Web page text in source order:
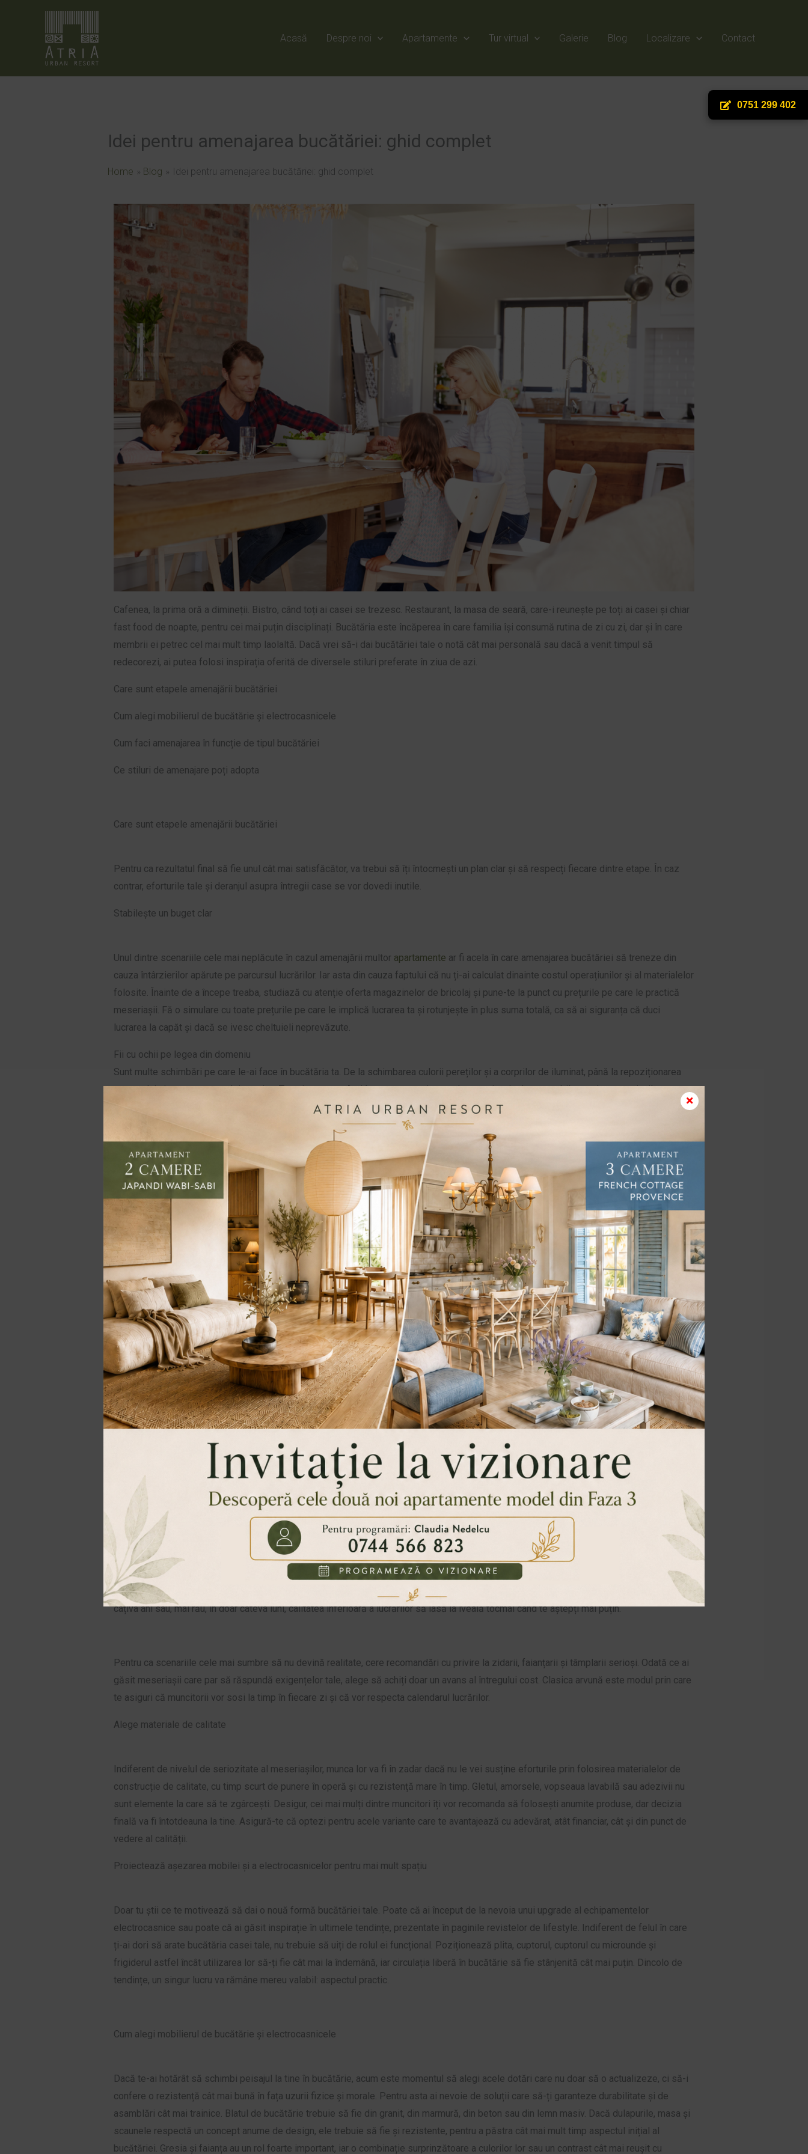
0751 299 402
Acasă Despre noi Apartamente Tur virtual Galerie Blog Localizare Contact
Idei pentru amenajarea bucătăriei: ghid complet
Home Blog Idei pentru amenajarea bucătăriei: ghid complet
Cafenea, la prima oră a dimineții. Bistro, când toți ai casei se trezesc. Restaurant, la masa de seară, care-i reunește pe toți ai casei și chiar
fast food de noapte, pentru cei mai puțin disciplinați. Bucătăria este încăperea în care familia își consumă rutina de zi cu zi, dar și în care
membrii ei petrec cel mai mult timp laolaltă. Dacă vrei să-i dai bucătăriei tale o notă cât mai personală sau dacă a venit timpul să
redecorezi, ai putea folosi inspirația oferită de diversele stiluri preferate în ziua de azi.
Care sunt etapele amenajării bucătăriei
Cum alegi mobilierul de bucătărie și electrocasnicele
Cum faci amenajarea în funcție de tipul bucătăriei
Ce stiluri de amenajare poți adopta
Care sunt etapele amenajării bucătăriei
Pentru ca rezultatul final să fie unul cât mai satisfăcător, va trebui să îți întocmești un plan clar și să respecți fiecare dintre etape. În caz
contrar, eforturile tale și deranjul asupra întregii case se vor dovedi inutile.
Stabilește un buget clar
Unul dintre scenariile cele mai neplăcute în cazul amenajării multor apartamente ar fi acela în care amenajarea bucătăriei să treneze din
cauza întârzierilor apărute pe parcursul lucrărilor. Iar asta din cauza faptului că nu ți-ai calculat dinainte costul operațiunilor și al materialelor
folosite. Înainte de a începe treaba, studiază cu atenție oferta magazinelor de bricolaj și pune-te la punct cu prețurile pe care le practică
meseriașii. Fă o simulare cu toate prețurile pe care le implică lucrarea ta și rotunjește în plus suma totală, ca să ai siguranța că duci
lucrarea la capăt și dacă se ivesc cheltuieli neprevăzute.
Fii cu ochii pe legea din domeniu
Sunt multe schimbări pe care le-ai face în bucătăria ta. De la schimbarea culorii pereților și a corprilor de iluminat, până la repoziționarea
aragazului și mutarea centralei termice. Totuși, nu tot ce faci în casa ta te privește doar pe tine, iar legea stabilește clar operațiunile pentru
care ai nevoie de acordul asociației de proprietari, în cazul în care stai la bloc. În orice caz, avizele speciale, în cazul intervențiilor asupra
instalației de gaz, sunt obligatorii. Demarează lucrările doar după ce te-ai asigurat că nu pui în pericol siguranța imobilului și că nu riști ca
bugetul amenajării să se mărească cu o amendă.
Găsește meseriași cu recomandări bune
Unul dintre cele mai delicate aspecte ale unei amenajări este alegerea echipei de meseriași care vor pune în practică planurile tale. Ca în
orice alt domeniu ce implică dibăcie și efort fizic, serviciile de calitate nu vor fi neapărat ieftine. Cu siguranță nu-ți dorești ca peste doar
câțiva ani sau, mai rău, în doar câteva luni, calitatea inferioară a lucrărilor să iasă la iveală tocmai când te aștepți mai puțin.
Pentru ca scenariile cele mai sumbre să nu devină realitate, cere recomandări cu privire la zidarii, faianțarii și tâmplarii serioși. Odată ce ai
găsit meseriașii care par să răspundă exigențelor tale, alege să achiți doar un avans al întregului cost. Clasica arvună este modul prin care
te asiguri că muncitorii vor sosi la timp în fiecare zi și că vor respecta calendarul lucrărilor.
Alege materiale de calitate
Indiferent de nivelul de seriozitate al meseriașilor, munca lor va fi în zadar dacă nu le vei susține eforturile prin folosirea materialelor de
construcție de calitate, cu timp scurt de punere în operă și cu rezistență mare în timp. Gletul, amorsele, vopseaua lavabilă sau adezivii nu
sunt elemente la care să te zgârcești. Desigur, cei mai mulți dintre muncitori îți vor recomanda să folosești anumite produse, dar decizia
finală va fi întotdeauna la tine. Asigură-te că optezi pentru acele variante care te avantajează cu adevărat, atât financiar, cât și din punct de
vedere al calității.
Proiectează așezarea mobilei și a electrocasnicelor pentru mai mult spațiu
Doar tu știi ce te motivează să dai o nouă formă bucătăriei tale. Poate că ai început de la nevoia unui upgrade al echipamentelor
electrocasnice sau poate că ai găsit inspirație în ultimele tendințe, prezentate în paginile revistelor de lifestyle. Indiferent de felul în care
ți-ai dori să arate bucătăria casei tale, nu trebuie să uiți de rolul ei funcțional. Poziționează plita, cuptorul, cuptorul cu microunde și
frigiderul astfel încât utilizarea lor să-ți fie cât mai la îndemână, iar circulația liberă în bucătărie să fie stânjenită cât mai puțin. Dincolo de
tendințe, un singur lucru va rămâne mereu valabil: aspectul practic.
Cum alegi mobilierul de bucătărie și electrocasnicele
Dacă te-ai hotărât să schimbi peisajul la tine în bucătărie, acum este momentul să alegi acele dotări care nu doar să o actualizeze, ci să-i
confere o rezistență cât mai bună în fața uzurii fizice și morale. Pentru asta ai nevoie de soluții care să-ți garanteze durabilitate și de
asamblări cât mai trainice. Blatul de bucătărie trebuie să fie din granit, din marmură, din beton sau din lemn masiv. Dacă dulapurile, masa și
scaunele respectă un concept anume de design, ele trebuie să fie și rezistente, pentru a păstra cât mai mult timp aspectul inițial al
bucătăriei. Gresia și faianța au un rol foarte important, iar o combinație surprinzătoare a culorilor lor sau un contrast cât mai reușit cu